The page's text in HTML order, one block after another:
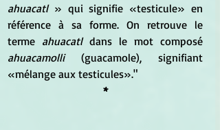
ahuacatl » qui signifie «testicule» en
référence à sa forme. On retrouve le
terme ahuacatl
ahuacamolli (guacamole), signifiant
«mélange aux testicules»."
*